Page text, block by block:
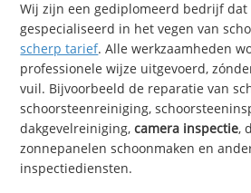
Wij zijn een gediplomeerd bedrijf dat
gespecialiseerd in het vegen van
scherp tarief. Alle werkzaamheden
professionele wijze uitgevoerd,
vuil. Bijvoorbeeld de reparatie van
schoorsteenreiniging,
dakgevelreiniging,camera inspectie,
zonnepanelen schoonmaken en
inspectiediensten.